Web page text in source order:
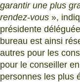
garantir une plus
rendez-vous »,
présidente
bureau est ainsi
autres pour les
pour le conseiller
personnes les plus